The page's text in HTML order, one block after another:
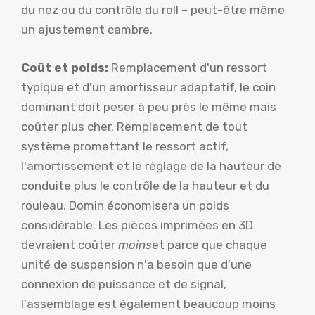
du nez ou du contrôle du roll – peut-être même
un ajustement cambre.
Coût et poids: Remplacement d'un ressort
typique et d'un amortisseur adaptatif, le coin
dominant doit peser à peu près le même mais
coûter plus cher. Remplacement de tout
système promettant le ressort actif,
l'amortissement et le réglage de la hauteur de
conduite plus le contrôle de la hauteur et du
rouleau, Domin économisera un poids
considérable. Les pièces imprimées en 3D
devraient coûter moinset parce que chaque
unité de suspension n'a besoin que d'une
connexion de puissance et de signal,
l'assemblage est également beaucoup moins